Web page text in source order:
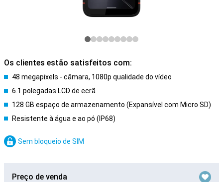
Os clientes estão satisfeitos com:
48 megapixels - câmara, 1080p qualidade do vídeo
6.1 polegadas LCD de ecrã
128 GB espaço de armazenamento (Expansível com Micro SD)
Resistente à água e ao pó (IP68)
Sem bloqueio de SIM
Preço de venda